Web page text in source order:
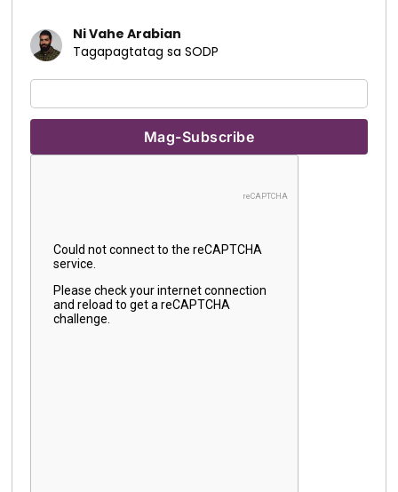
Ni Vahe Arabian
Tagapagtatag sa SODP